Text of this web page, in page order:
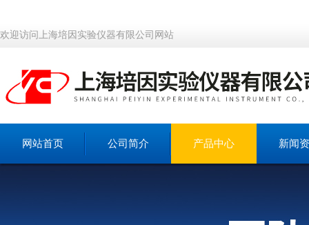
欢迎访问上海培因实验仪器有限公司网站
网站首页 公司简介 产品中心 新闻